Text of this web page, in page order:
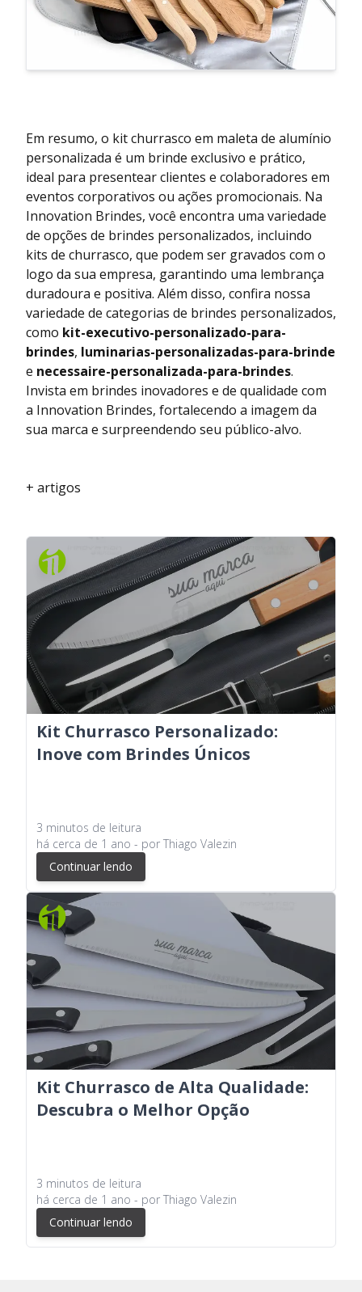
Em resumo, o kit churrasco em maleta de alumínio
personalizada é um brinde exclusivo e prático,
ideal para presentear clientes e colaboradores em
eventos corporativos ou ações promocionais. Na
Innovation Brindes, você encontra uma variedade
de opções de brindes personalizados, incluindo
kits de churrasco, que podem ser gravados com o
logo da sua empresa, garantindo uma lembrança
duradoura e positiva. Além disso, confira nossa
variedade de categorias de brindes personalizados,
como kit-executivo-personalizado-para-
brindes, luminarias-personalizadas-para-brinde
e necessaire-personalizada-para-brindes.
Invista em brindes inovadores e de qualidade com
a Innovation Brindes, fortalecendo a imagem da
sua marca e surpreendendo seu público-alvo.
+ artigos
Kit Churrasco Personalizado:
Inove com Brindes Únicos
3 minutos de leitura
há cerca de 1 ano - por Thiago Valezin
Continuar lendo
Kit Churrasco de Alta Qualidade:
Descubra o Melhor Opção
3 minutos de leitura
há cerca de 1 ano - por Thiago Valezin
Continuar lendo